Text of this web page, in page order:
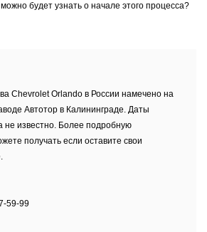
будет узнать о начале этого процесса?
Chevrolet Orlando в России намечено на
Автотор в Калининграде. Даты
не известно. Более подробную
получать если оставите свои
59-99